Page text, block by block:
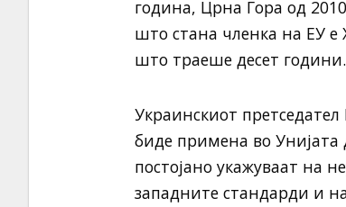
година, Црна Гора од
што стана членка на ЕУ е
што траеше десет години.
Украинскиот
биде примена во Унијата
постојано укажуваат на
западните стандарди и